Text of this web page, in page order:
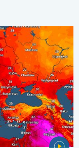
Do blisko 30